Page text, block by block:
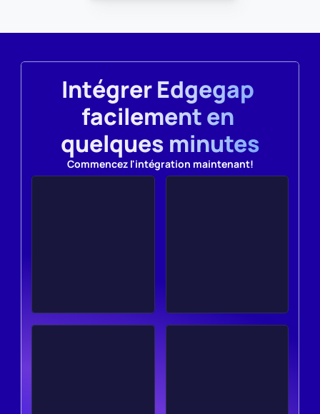
Intégrer Edgegap
facilement en
quelques minutes
Commencez l'intégration maintenant!